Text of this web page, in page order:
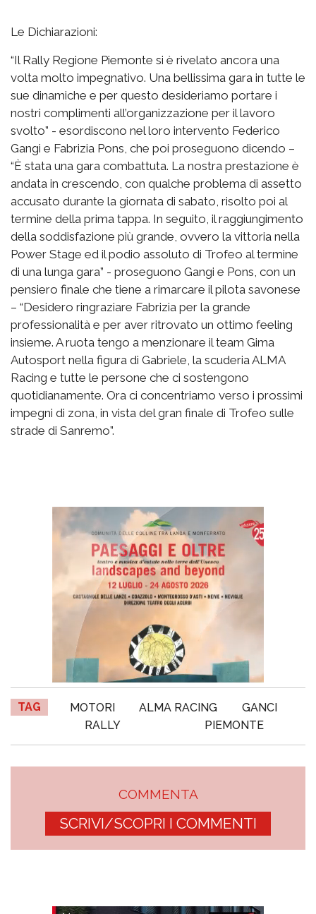
Le Dichiarazioni:
“Il Rally Regione Piemonte si è rivelato ancora una
volta molto impegnativo. Una bellissima gara in tutte le
sue dinamiche e per questo desideriamo portare i
nostri complimenti all’organizzazione per il lavoro
svolto” - esordiscono nel loro intervento Federico
Gangi e Fabrizia Pons, che poi proseguono dicendo –
“È stata una gara combattuta. La nostra prestazione è
andata in crescendo, con qualche problema di assetto
accusato durante la giornata di sabato, risolto poi al
termine della prima tappa. In seguito, il raggiungimento
della soddisfazione più grande, ovvero la vittoria nella
Power Stage ed il podio assoluto di Trofeo al termine
di una lunga gara” - proseguono Gangi e Pons, con un
pensiero finale che tiene a rimarcare il pilota savonese
– “Desidero ringraziare Fabrizia per la grande
professionalità e per aver ritrovato un ottimo feeling
insieme. A ruota tengo a menzionare il team Gima
Autosport nella figura di Gabriele, la scuderia ALMA
Racing e tutte le persone che ci sostengono
quotidianamente. Ora ci concentriamo verso i prossimi
impegni di zona, in vista del gran finale di Trofeo sulle
strade di Sanremo”.
TAG MOTORI ALMA RACING
GANCI
RALLY
PIEMONTE
COMMENTA
SCRIVI/SCOPRI I COMMENTI